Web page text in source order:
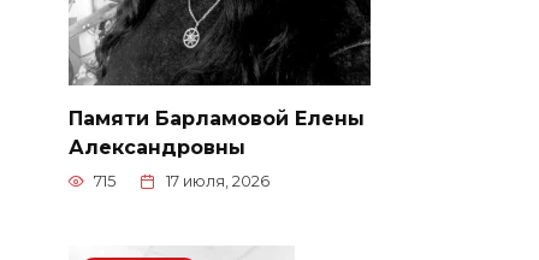
Памяти Барламовой Елены
Александровны
715 17 июля, 2026